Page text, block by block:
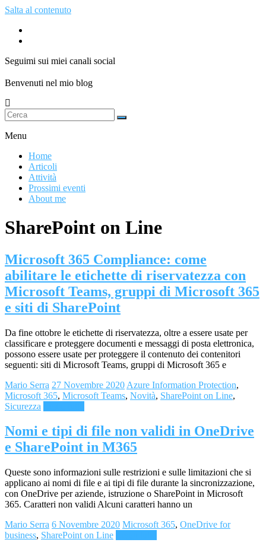
Salta al contenuto
Seguimi sui miei canali social
Benvenuti nel mio blog
Menu
Home
Articoli
Attività
Prossimi eventi
About me
SharePoint on Line
Microsoft 365 Compliance: come
abilitare le etichette di riservatezza con
Microsoft Teams, gruppi di Microsoft 365
e siti di SharePoint
Da fine ottobre le etichette di riservatezza, oltre a essere usate per
classificare e proteggere documenti e messaggi di posta elettronica,
possono essere usate per proteggere il contenuto dei contenitori
seguenti: siti di Microsoft Teams, gruppi di Microsoft 365 e
Mario Serra 27 Novembre 2020 Azure Information Protection,
Microsoft 365, Microsoft Teams, Novità, SharePoint on Line,
Sicurezza
Nomi e tipi di file non validi in OneDrive
e SharePoint in M365
Queste sono informazioni sulle restrizioni e sulle limitazioni che si
applicano ai nomi di file e ai tipi di file durante la sincronizzazione,
con OneDrive per aziende, istruzione o SharePoint in Microsoft
365. Caratteri non validi Alcuni caratteri hanno un
Mario Serra 6 Novembre 2020 Microsoft 365, OneDrive for
business, SharePoint on Line